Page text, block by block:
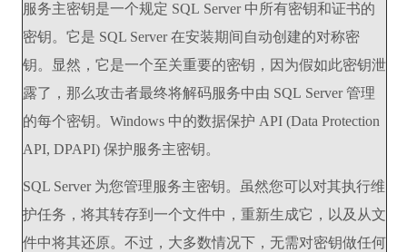
服务主密钥是一个规定 SQL Server 中所有密钥和证书的
密钥。它是 SQL Server 在安装期间自动创建的对称密
钥。显然，它是一个至关重要的密钥，因为假如此密钥泄
露了，那么攻击者最终将解码服务中由 SQL Server 管理
的每个密钥。Windows 中的数据保护 API (Data Protection
API, DPAPI) 保护服务主密钥。
SQL Server 为您管理服务主密钥。虽然您可以对其执行维
护任务，将其转存到一个文件中，重新生成它，以及从文
件中将其还原。不过，大多数情况下，无需对密钥做任何